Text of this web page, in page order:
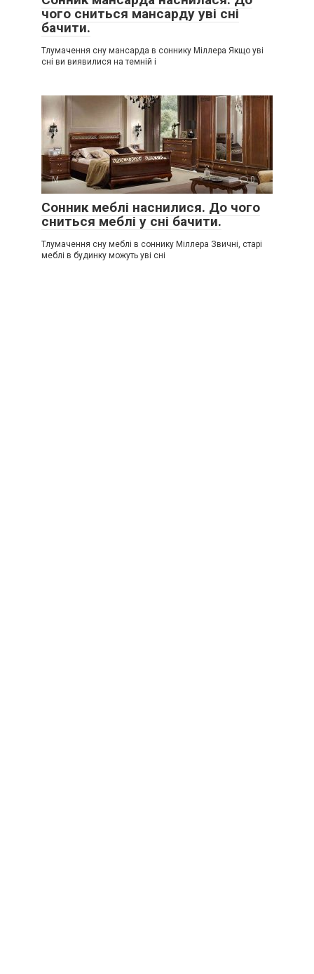
чого сниться мансарду уві сні
бачити.
Тлумачення сну мансарда в соннику Міллера Якщо уві
сні ви виявилися на темній і
М 0
Сонник меблі наснилися. До чого
сниться меблі у сні бачити.
Тлумачення сну меблі в соннику Міллера Звичні, старі
меблі в будинку можуть уві сні